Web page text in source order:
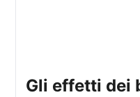
gli effetti